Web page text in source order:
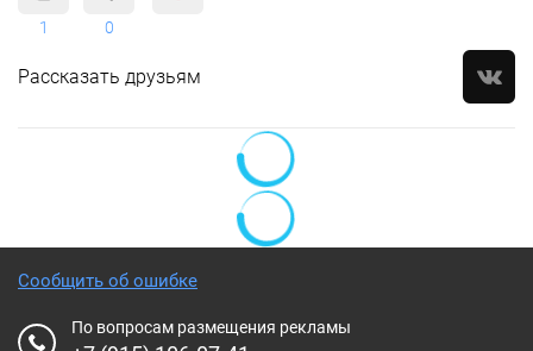
1 0
Рассказать друзьям
Сообщить об ошибке
По вопросам размещения рекламы